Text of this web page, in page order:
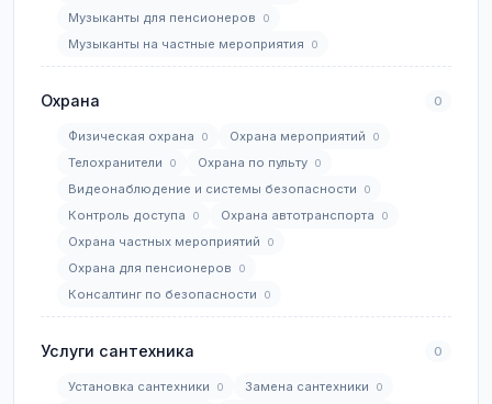
Музыканты для пенсионеров 0
Музыканты на частные мероприятия 0
Охрана 0
Физическая охрана 0 Охрана мероприятий 0
Телохранители 0 Охрана по пульту 0
Видеонаблюдение и системы безопасности 0
Контроль доступа 0 Охрана автотранспорта 0
Охрана частных мероприятий 0
Охрана для пенсионеров 0
Консалтинг по безопасности 0
Услуги сантехника 0
Установка сантехники 0 Замена сантехники 0